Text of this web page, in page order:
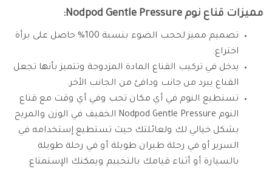
مميزات قناع نوم Nodpod Gentle Pressure:
تصميم مميز لحجب الضوء بنسبة 100% حاصل على برأة
اختراع.
يدخل في تركيب القناع المادة المزدوجة وتتميز بأنها تجعل
القناع يبرد من جانب ودافئ من الجانب الأخر.
تستطيع النوم في أي مكان تحب وفي أي وقت مع قناع
النوم Nodpod Gentle Pressure الخفيف في الوزن والمريح
بشكل خيالي لك ولعائلتك حيث تستطيع إستخدامه في
السرير أو في رحلة طيران طويلة أو في رحلة طويلة
بالسيارة أو أثناء قيامك بالتخييم ويمكنك الإستمتاع